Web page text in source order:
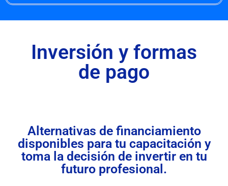
Inversión y formas
de pago
Alternativas de financiamiento
disponibles para tu capacitación y
toma la decisión de invertir en tu
futuro profesional.